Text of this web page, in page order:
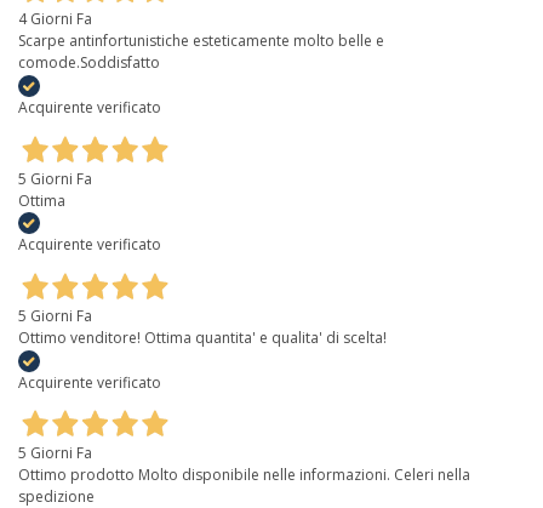
4 Giorni Fa
Scarpe antinfortunistiche esteticamente molto belle e
comode.Soddisfatto
Acquirente verificato
5 Giorni Fa
Ottima
Acquirente verificato
5 Giorni Fa
Ottimo venditore! Ottima quantita' e qualita' di scelta!
Acquirente verificato
5 Giorni Fa
Ottimo prodotto Molto disponibile nelle informazioni. Celeri nella
spedizione